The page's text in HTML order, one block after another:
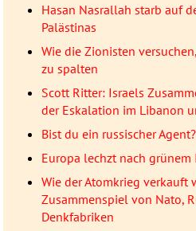
Hasan Nasrallah starb auf
Palästinas
Wie die Zionisten
zu spalten
Scott Ritter: Israels
der Eskalation im Libanon
Bist du ein russischer
Europa lechzt nach
Wie der Atomkrieg verkauft
Zusammenspiel von Nato,
Denkfabriken